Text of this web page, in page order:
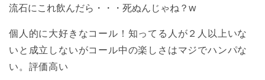
流石にこれ飲んだら・・・死ぬんじゃね？w
個人的に大好きなコール！知ってる人が２人以上いな
いと成立しないがコール中の楽しさはマジでハンパな
い。評価高い